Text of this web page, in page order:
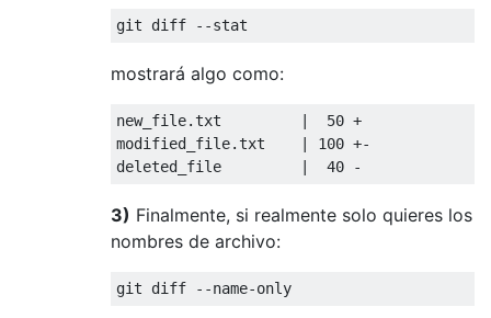
mostrará algo como:
new_file.txt         |  50 +
modified_file.txt    | 100 +-
3) Finalmente, si realmente solo quieres los
nombres de archivo: